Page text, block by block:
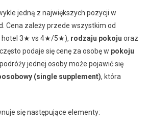
jedną z największych pozycji w
Cena zależy przede wszystkim od
hotel 3★ vs 4★/5★), rodzaju pokoju oraz
podaje się cenę za osobę w pokoju
jednej osoby może pojawić się
(single supplement), która
się następujące elementy: